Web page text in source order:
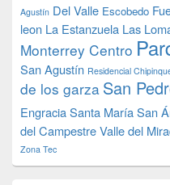
Agustín Del Valle Escobedo
leon La Estanzuela Las
Monterrey Centro
San Agustín Residencial
de los garza San
EngraciaSanta MaríaSan
del CampestreValle del
Zona Tec